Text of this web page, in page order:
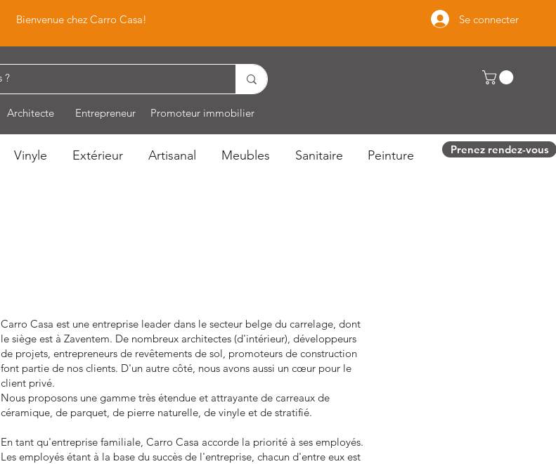
Bienvenue chez Carro Casa! Se connecter
Architecte Entrepreneur Promoteur immobilier
Vinyle Extérieur Artisanal Meubles Sanitaire Peinture Prenez rendez-vous
Carro Casa est une entreprise leader dans le secteur belge du carrelage, dont
le siège est à Zaventem. De nombreux architectes (d'intérieur), développeurs
de projets, entrepreneurs de revêtements de sol, promoteurs de construction
font partie de nos clients. D'un autre côté, nous avons aussi un cœur pour le
client privé.
Nous proposons une gamme très étendue et attrayante de carreaux de
céramique, de parquet, de pierre naturelle, de vinyle et de stratifié.
En tant qu'entreprise familiale, Carro Casa accorde la priorité à ses employés.
Les employés étant à la base du succès de l'entreprise, chacun d'entre eux est